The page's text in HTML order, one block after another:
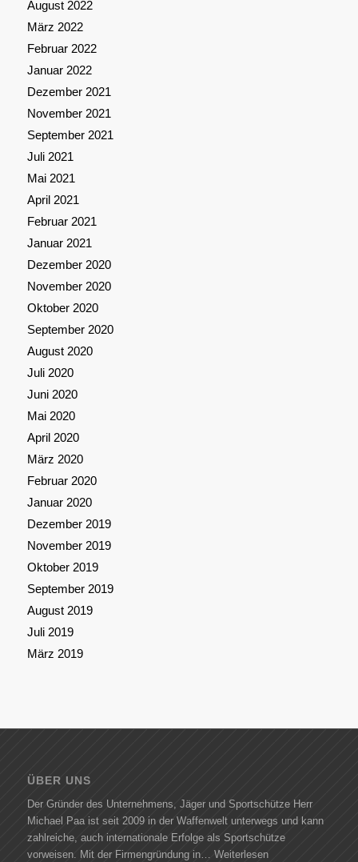
August 2022
März 2022
Februar 2022
Januar 2022
Dezember 2021
November 2021
September 2021
Juli 2021
Mai 2021
April 2021
Februar 2021
Januar 2021
Dezember 2020
November 2020
Oktober 2020
September 2020
August 2020
Juli 2020
Juni 2020
Mai 2020
April 2020
März 2020
Februar 2020
Januar 2020
Dezember 2019
November 2019
Oktober 2019
September 2019
August 2019
Juli 2019
März 2019
ÜBER UNS
Der Gründer des Unternehmens, Jäger und Sportschütze Herr
Michael Paa ist seit 2009 in der Waffenwelt unterwegs und kann
zahlreiche, auch internationale Erfolge als Sportschütze
vorweisen. Mit der Firmengründung in… Weiterlesen